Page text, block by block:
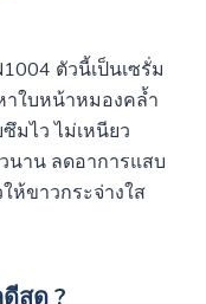
ตัวนี้เป็นเซรั่ม
ใบหน้าหมองคล้ำ
มไว ไม่เหนียว
นาน ลดอาการแสบ
ห้ขาวกระจ่างใส
สุด?